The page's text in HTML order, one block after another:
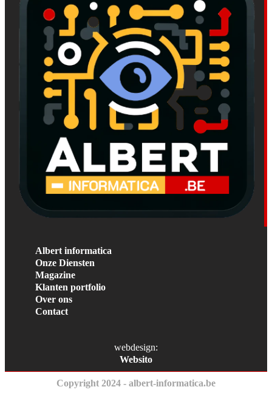
Albert informatica
Onze Diensten
Magazine
Klanten portfolio
Over ons
Contact
webdesign:
Websito
Copyright 2024 - albert-informatica.be